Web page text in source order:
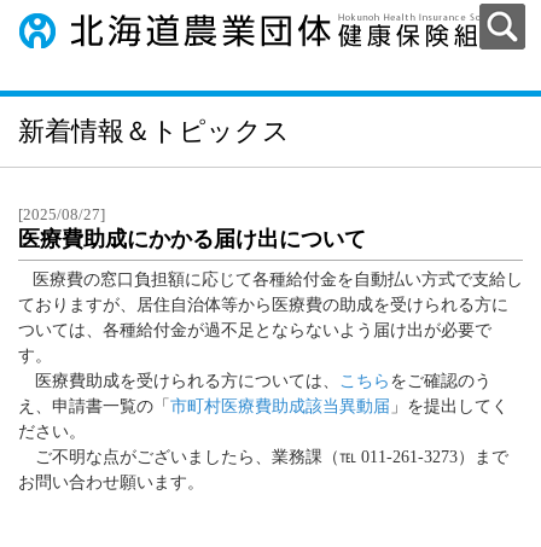
新着情報＆トピックス
[2025/08/27]
医療費助成にかかる届け出について
医療費の窓口負担額に応じて各種給付金を自動払い方式で支給し
ておりますが、居住自治体等から医療費の助成を受けられる方に
ついては、各種給付金が過不足とならないよう届け出が必要で
す。
医療費助成を受けられる方については、 こちら をご確認のう
え、申請書一覧の「 市町村医療費助成該当異動届 」を提出してく
ださい。
ご不明な点がございましたら、業務課（℡ 011-261-3273）まで
お問い合わせ願います。